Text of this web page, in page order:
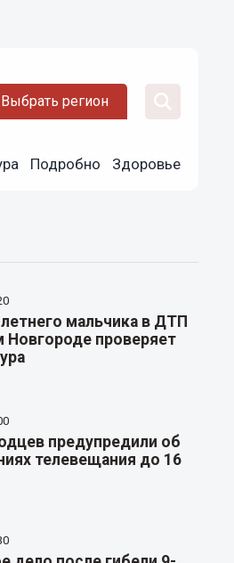
Выбрать регион
Подробно Здоровье
мальчика в ДТП
Новгороде проверяет
предупредили об
телевещания до 16